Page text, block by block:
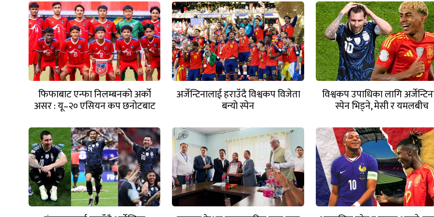
फिफाबाट एन्फा निलम्बनको अर्को
असर : यू–२० एसियन कप छनोटबाट
नेपाल बाहिरियो
अर्जेन्टिनालाई हराउँदै विश्वकप विजेता
बन्यो स्पेन
विश्वकप उपाधिका लागि
स्पेन भिड्ने, मेसी र यमलबीच